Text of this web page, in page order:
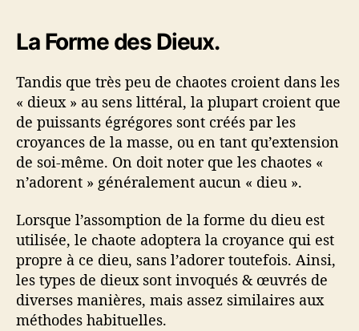
La Forme des Dieux.
Tandis que très peu de chaotes croient dans les
« dieux » au sens littéral, la plupart croient que
de puissants égrégores sont créés par les
croyances de la masse, ou en tant qu’extension
de soi-même. On doit noter que les chaotes «
n’adorent » généralement aucun « dieu ».
Lorsque l’assomption de la forme du dieu est
utilisée, le chaote adoptera la croyance qui est
propre à ce dieu, sans l’adorer toutefois. Ainsi,
les types de dieux sont invoqués & œuvrés de
diverses manières, mais assez similaires aux
méthodes habituelles.